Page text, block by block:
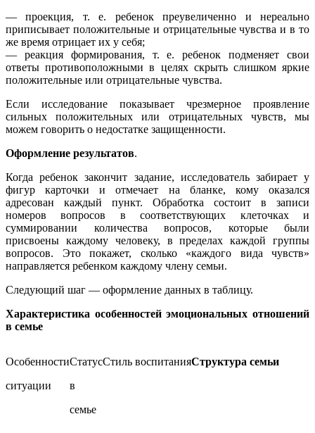
— проекция, т. е. ребенок преувеличенно и нереально
приписывает положительные и отрицательные чувства и в то
же время отрицает их у себя;
— реакция формирования, т. е. ребенок подменяет свои
ответы противоположными в целях скрыть слишком яркие
положительные или отрицательные чувства.
Если исследование показывает чрезмерное проявление
сильных положительных или отрицательных чувств, мы
можем говорить о недостатке защищенности.
Оформление результатов.
Когда ребенок закончит задание, исследователь забирает у
фигур карточки и отмечает на бланке, кому оказался
адресован каждый пункт. Обработка состоит в записи
номеров вопросов в соответствующих клеточках и
суммировании количества вопросов, которые были
присвоены каждому человеку, в пределах каждой группы
вопросов. Это покажет, сколько «каждого вида чувств»
направляется ребенком каждому члену семьи.
Следующий шаг — оформление данных в таблицу.
Характеристика особенностей эмоциональных отношений
в семье
Особенности
ситуации
Статус
в
семье
Стиль воспитанияСтруктура семьи